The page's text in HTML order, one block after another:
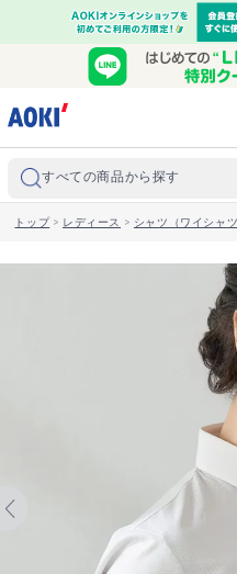
すべての商品から探す
トップ> レディース > シャツ（ワイシャツ